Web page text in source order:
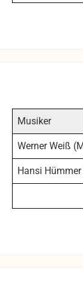
Musiker
Werner Weiß
Hansi